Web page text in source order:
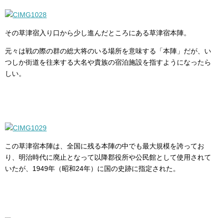
その草津宿入り口から少し進んだところにある草津宿本陣。
元々は戦の際の群の総大将のいる場所を意味する「本陣」だが、い
つしか街道を往来する大名や貴族の宿泊施設を指すようになったら
しい。
この草津宿本陣は、全国に残る本陣の中でも最大規模を誇ってお
り、明治時代に廃止となって以降郡役所や公民館として使用されて
いたが、1949年（昭和24年）に国の史跡に指定された。